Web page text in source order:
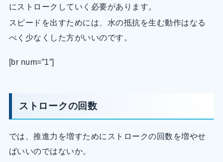
にストロークしていく必要があります。
スピードを出すためには、水の抵抗を生む動作はなる
べく少なくした方がいいのです。
[br num=”1”]
ストロークの回数
では、推進力を増すためにストロークの回数を増やせ
ばいいのではないか。